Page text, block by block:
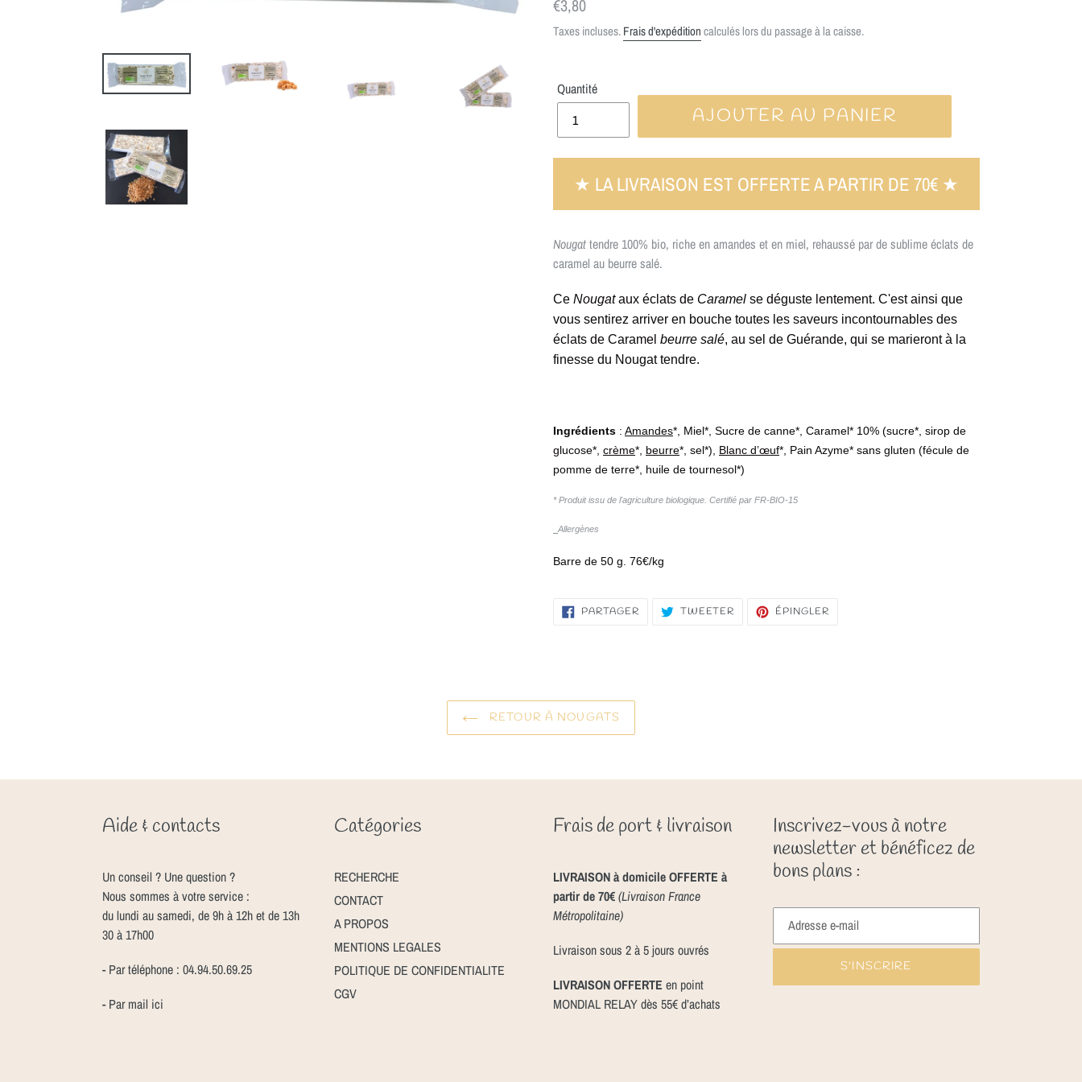
Prix
normal
€3,80
Taxes incluses.Frais d'expéditioncalculés lors du passage à la caisse.
Quantité
AJOUTER AU PANIER
★ LA LIVRAISON EST OFFERTE A PARTIR DE 70€ ★
Nougattendre 100% bio, riche en amandes et en miel, rehaussé par de sublime éclats de
caramel au beurre salé.
Ce Nougataux éclats de Caramel se déguste lentement. C'est ainsi que
vous sentirez arriver en bouche toutes les saveurs incontournables des
éclats de Caramel beurre salé, au sel de Guérande, qui se marieront à la
finesse du Nougat tendre.
Ingrédients : Amandes*, Miel*, Sucre de canne*, Caramel* 10% (sucre*, sirop de
glucose*, crème*, beurre*, sel*), Blanc d’œuf*, Pain Azyme* sans gluten (fécule de
pomme de terre*, huile de tournesol*)
* Produit issu de l'agriculture biologique. Certifié par FR-BIO-15
Allergènes
Barre de 50 g. 76€/kg
PARTAGERPARTAGER
SUR
TWEETER TWEETERÉPINGLER
RETOUR À NOUGATS
Aide & contacts
Un conseil ? Une question ?
Nous sommes à votre service :
du lundi au samedi, de 9h à 12h et de 13h
30 à 17h00
- Par téléphone : 04.94.50.69.25
- Par mail ici
Catégories
RECHERCHE
CONTACT
A PROPOS
MENTIONS LEGALES
POLITIQUE DE CONFIDENTIALITE
CGV
Frais de port & livraison
LIVRAISON à domicile OFFERTE à
partir de 70€(Livraison France
Métropolitaine)
Livraison sous 2 à 5 jours ouvrés
LIVRAISON OFFERTE en point
MONDIAL RELAY dès 55€ d’achats
Inscrivez-vous à notre
newsletter et bénéficez de
bons plans :
S'INSCRIRE